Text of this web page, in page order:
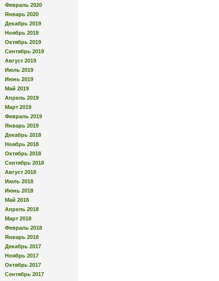
Февраль 2020
Январь 2020
Декабрь 2019
Ноябрь 2019
Октябрь 2019
Сентябрь 2019
Август 2019
Июль 2019
Июнь 2019
Май 2019
Апрель 2019
Март 2019
Февраль 2019
Январь 2019
Декабрь 2018
Ноябрь 2018
Октябрь 2018
Сентябрь 2018
Август 2018
Июль 2018
Июнь 2018
Май 2018
Апрель 2018
Март 2018
Февраль 2018
Январь 2018
Декабрь 2017
Ноябрь 2017
Октябрь 2017
Сентябрь 2017